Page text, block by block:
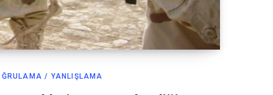
/ YANLIŞLAMA